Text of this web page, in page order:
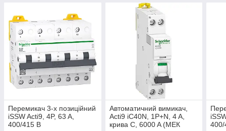
Перемикач 3-х позиційний
iSSW Acti9, 4P, 63 A,
400/415 В
Автоматичний вимикач,
Acti9 iC40N, 1P+N, 4 A,
крива C, 6000 A (МЕК